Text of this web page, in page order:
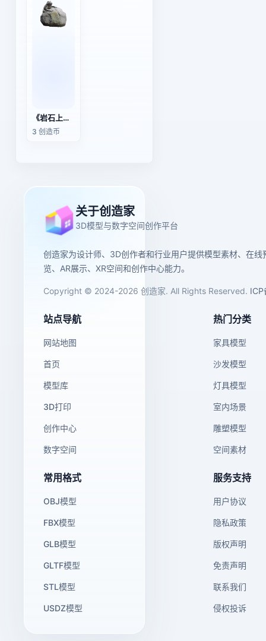
《岩石上的青蛙》雕像
3 创造币
关于创造家
3D模型与数字空间创作平台
创造家为设计师、3D创作者和行业用户提供模型素材、在线
览、AR展示、XR空间和创作中心能力。
Copyright © 2024-2026 创造家. All Rights Reserved. ICP
站点导航
网站地图
首页
模型库
3D打印
创作中心
数字空间
热门分类
家具模型
沙发模型
灯具模型
室内场景
雕塑模型
空间素材
常用格式
OBJ模型
FBX模型
GLB模型
GLTF模型
STL模型
USDZ模型
服务支持
用户协议
隐私政策
版权声明
免责声明
联系我们
侵权投诉